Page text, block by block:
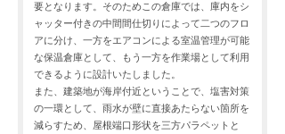
要となります。そのためこの倉庫では、庫内をシ
ャッター付きの中間間仕切りによって二つのフロ
アに分け、一方をエアコンによる室温管理が可能
な保温倉庫として、もう一方を作業場として利用
できるように設計いたしました。
また、建築地が海岸付近ということで、塩害対策
の一環として、雨水が壁に直接あたらない箇所を
減らすため、屋根端口形状を三方パラペットと